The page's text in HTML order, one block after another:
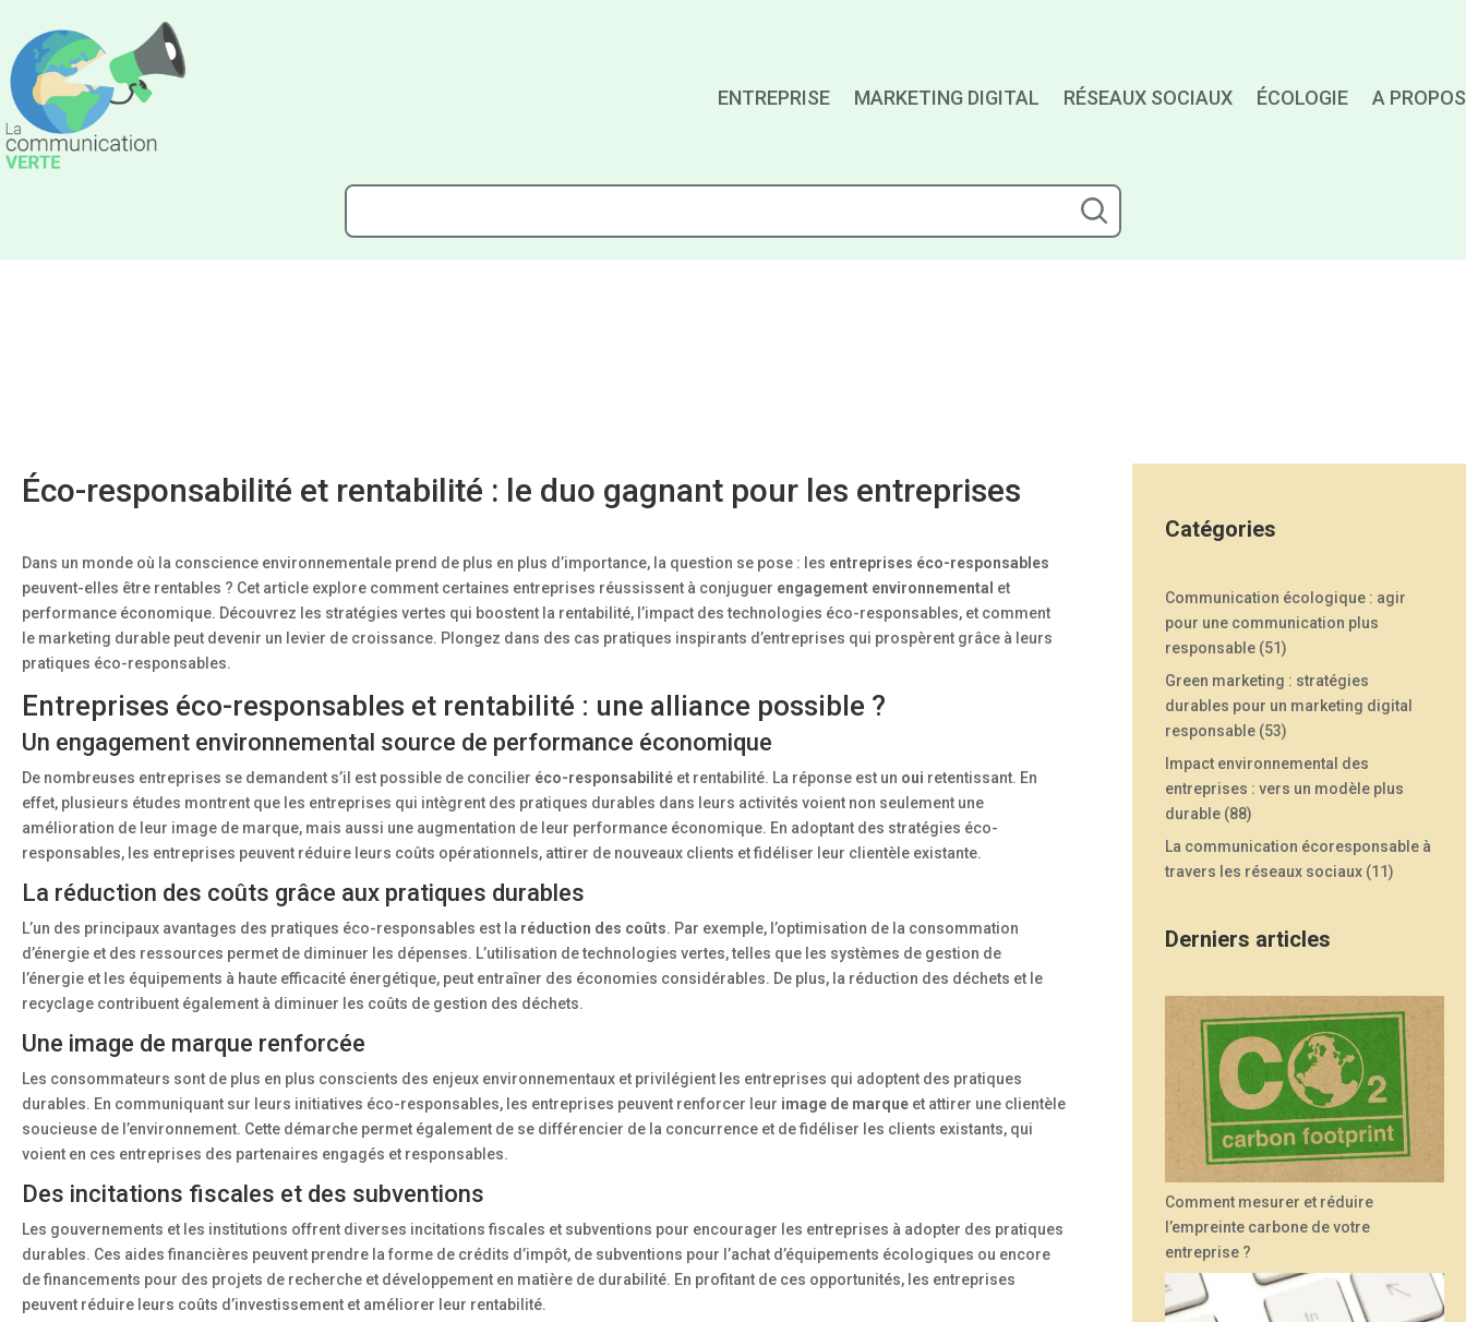
ENTREPRISE MARKETING DIGITAL RÉSEAUX SOCIAUX ÉCOLOGIE A PROPOS
Éco-responsabilité et rentabilité : le duo gagnant pour les entreprises
Dans un monde où la conscience environnementale prend de plus en plus d’importance, la question se pose : les entreprises éco-responsables
peuvent-elles être rentables ? Cet article explore comment certaines entreprises réussissent à conjuguer engagement environnemental et
performance économique. Découvrez les stratégies vertes qui boostent la rentabilité, l’impact des technologies éco-responsables, et comment
le marketing durable peut devenir un levier de croissance. Plongez dans des cas pratiques inspirants d’entreprises qui prospèrent grâce à leurs
pratiques éco-responsables.
Entreprises éco-responsables et rentabilité : une alliance possible ?
Un engagement environnemental source de performance économique
De nombreuses entreprises se demandent s’il est possible de concilier éco-responsabilité et rentabilité. La réponse est un oui retentissant. En
effet, plusieurs études montrent que les entreprises qui intègrent des pratiques durables dans leurs activités voient non seulement une
amélioration de leur image de marque, mais aussi une augmentation de leur performance économique. En adoptant des stratégies éco-
responsables, les entreprises peuvent réduire leurs coûts opérationnels, attirer de nouveaux clients et fidéliser leur clientèle existante.
La réduction des coûts grâce aux pratiques durables
L’un des principaux avantages des pratiques éco-responsables est la réduction des coûts. Par exemple, l’optimisation de la consommation
d’énergie et des ressources permet de diminuer les dépenses. L’utilisation de technologies vertes, telles que les systèmes de gestion de
l’énergie et les équipements à haute efficacité énergétique, peut entraîner des économies considérables. De plus, la réduction des déchets et le
recyclage contribuent également à diminuer les coûts de gestion des déchets.
Une image de marque renforcée
Les consommateurs sont de plus en plus conscients des enjeux environnementaux et privilégient les entreprises qui adoptent des pratiques
durables. En communiquant sur leurs initiatives éco-responsables, les entreprises peuvent renforcer leur image de marque et attirer une clientèle
soucieuse de l’environnement. Cette démarche permet également de se différencier de la concurrence et de fidéliser les clients existants, qui
voient en ces entreprises des partenaires engagés et responsables.
Des incitations fiscales et des subventions
Les gouvernements et les institutions offrent diverses incitations fiscales et subventions pour encourager les entreprises à adopter des pratiques
durables. Ces aides financières peuvent prendre la forme de crédits d’impôt, de subventions pour l’achat d’équipements écologiques ou encore
de financements pour des projets de recherche et développement en matière de durabilité. En profitant de ces opportunités, les entreprises
peuvent réduire leurs coûts d’investissement et améliorer leur rentabilité.
Catégories
Communication écologique : agir
pour une communication plus
responsable (51)
Green marketing : stratégies
durables pour un marketing digital
responsable (53)
Impact environnemental des
entreprises : vers un modèle plus
durable (88)
La communication écoresponsable à
travers les réseaux sociaux (11)
Derniers articles
Comment mesurer et réduire
l’empreinte carbone de votre
entreprise ?